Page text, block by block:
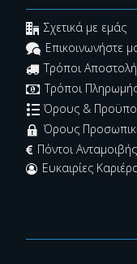
Σχετικά με εμάς
Επικοινωνήστε
Τρόποι
Τρόποι
Όρους &
Όρους
Πόντοι Ανταμοιβής
Ευκαιρίες